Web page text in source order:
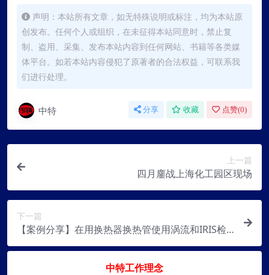
声明：本站所有文章，如无特殊说明或标注，均为本站原
创发布。任何个人或组织，在未征得本站同意时，禁止复
制、盗用、采集、发布本站内容到任何网站、书籍等各类媒
体平台。如若本站内容侵犯了原著者的合法权益，可联系我
们进行处理。
中特 分享 收藏 点赞(0)
上一篇
四月鏖战上海化工园区现场
下一篇
【案例分享】在用换热器换热管使用涡流和IRIS检
测
中特工作理念